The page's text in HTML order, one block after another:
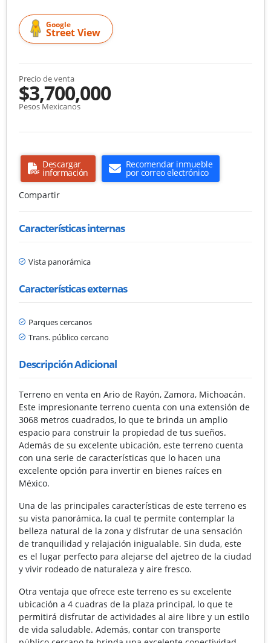
Google
Street View
Precio de venta
$3,700,000
Pesos Mexicanos
Descargar
información
Recomendar inmueble
por correo electrónico
Compartir
Características internas
Vista panorámica
Características externas
Parques cercanos
Trans. público cercano
Descripción Adicional
Terreno en venta en Ario de Rayón, Zamora, Michoacán.
Este impresionante terreno cuenta con una extensión de
3068 metros cuadrados, lo que te brinda un amplio
espacio para construir la propiedad de tus sueños.
Además de su excelente ubicación, este terreno cuenta
con una serie de características que lo hacen una
excelente opción para invertir en bienes raíces en
México.
Una de las principales características de este terreno es
su vista panorámica, la cual te permite contemplar la
belleza natural de la zona y disfrutar de una sensación
de tranquilidad y relajación inigualable. Sin duda, este
es el lugar perfecto para alejarse del ajetreo de la ciudad
y vivir rodeado de naturaleza y aire fresco.
Otra ventaja que ofrece este terreno es su excelente
ubicación a 4 cuadras de la plaza principal, lo que te
permitirá disfrutar de actividades al aire libre y un estilo
de vida saludable. Además, contar con transporte